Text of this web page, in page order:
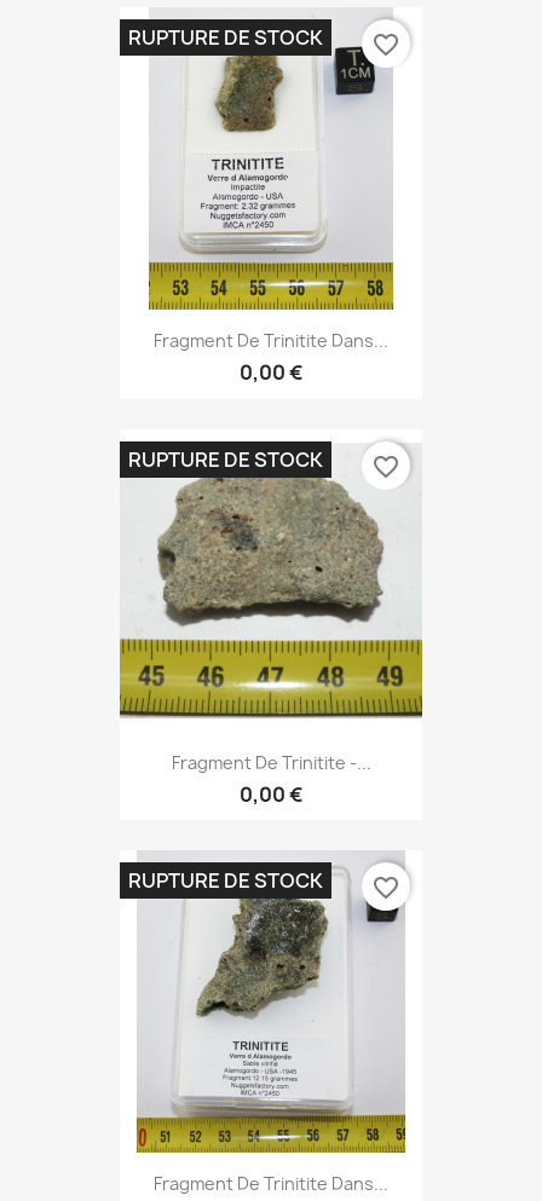
Fragment De Trinitite Dans...
0,00 €
RUPTURE DE STOCK favorite_border
Fragment De Trinitite -...
0,00 €
RUPTURE DE STOCK favorite_border
Fragment De Trinitite Dans...
RUPTURE DE STOCK favorite_border